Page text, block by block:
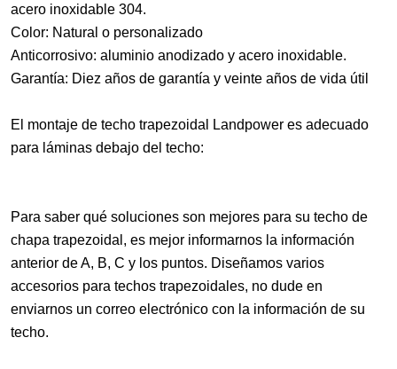
acero inoxidable 304.
Color: Natural o personalizado
Anticorrosivo: aluminio anodizado y acero inoxidable.
Garantía: Diez años de garantía y veinte años de vida útil
El montaje de techo trapezoidal Landpower es adecuado
para láminas debajo del techo:
Para saber qué soluciones son mejores para su techo de
chapa trapezoidal, es mejor informarnos la información
anterior de A, B, C y los puntos. Diseñamos varios
accesorios para techos trapezoidales, no dude en
enviarnos un correo electrónico con la información de su
techo.